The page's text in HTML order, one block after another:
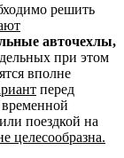
решить
авточехлы,
при этом
вполне
перед
поездкой на
целесообразна.